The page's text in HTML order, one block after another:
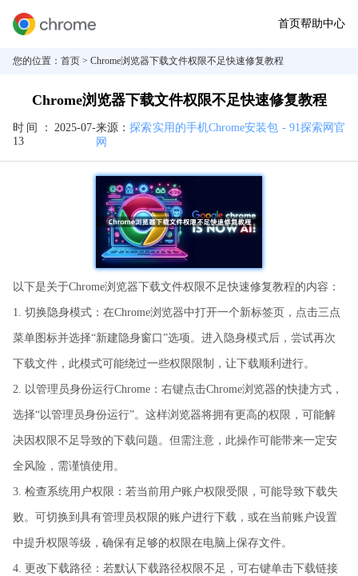
首页帮助中心
您的位置： 首页 > Chrome浏览器下载文件权限不足快速修复教程
Chrome浏览器下载文件权限不足快速修复教程
时间： 2025-07-
13
来源：探索实用的手机Chrome安装包 - 91探索网官
网
以下是关于Chrome浏览器下载文件权限不足快速修复教程的内容：
1. 切换隐身模式：在Chrome浏览器中打开一个新标签页，点击三点
菜单图标并选择“新建隐身窗口”选项。进入隐身模式后，尝试再次
下载文件，此模式可能绕过一些权限限制，让下载顺利进行。
2. 以管理员身份运行Chrome：右键点击Chrome浏览器的快捷方式，
选择“以管理员身份运行”。这样浏览器将拥有更高的权限，可能解
决因权限不足导致的下载问题。但需注意，此操作可能带来一定安
全风险，需谨慎使用。
3. 检查系统用户权限：若当前用户账户权限受限，可能导致下载失
败。可切换到具有管理员权限的账户进行下载，或在当前账户设置
中提升权限等级，确保有足够的权限在电脑上保存文件。
4. 更改下载路径：若默认下载路径权限不足，可右键单击下载链接